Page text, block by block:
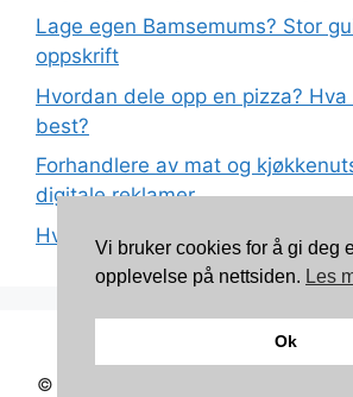
Lage egen Bamsemums? Stor
oppskrift
Hvordan dele opp en pizza?
best?
Forhandlere av mat og
digitale reklamer
Hva betyr det at plast har
Kontakt:
© 2026 Mine oppskrifter
Vi bruker cookies for å gi deg
opplevelse på nettsiden. Les
Ok